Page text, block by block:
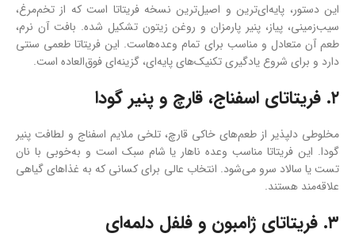
این دستور، پایه‌ای‌ترین و اصیل‌ترین نسخه فریتاتا است که از تخم‌مرغ،
سیب‌زمینی، پیاز، پنیر پارمزان و روغن زیتون تشکیل شده. بافت آن نرم،
طعم آن متعادل و مناسب برای تمام وعده‌هاست. این فریتاتا طعمی سنتی
دارد و برای شروع یادگیری تکنیک‌های پایه‌ای، گزینه‌ای فوق‌العاده است.
۲. فریتاتای اسفناج، قارچ و پنیر گودا
مخلوطی دلپذیر از طعم‌های خاکی قارچ، تلخی ملایم اسفناج و لطافت پنیر
گودا. این فریتاتا مناسب وعده ناهار یا شام سبک است و به‌خوبی با نان
تست یا سالاد سرو می‌شود. انتخاب عالی برای کسانی که به غذاهای گیاهی
علاقه‌مند هستند.
۳. فریتاتای ژامبون و فلفل دلمه‌ای